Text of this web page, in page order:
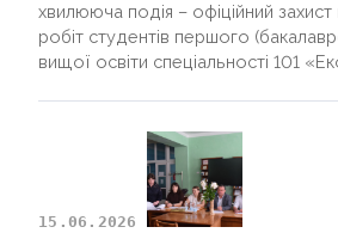
хвилююча подія – офіційний захист
робіт студентів першого
вищої освіти спеціальності 101
15.06.2026